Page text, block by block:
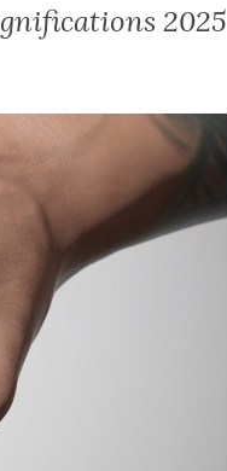
2025